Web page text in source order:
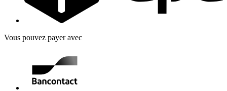
Vous pouvez payer avec